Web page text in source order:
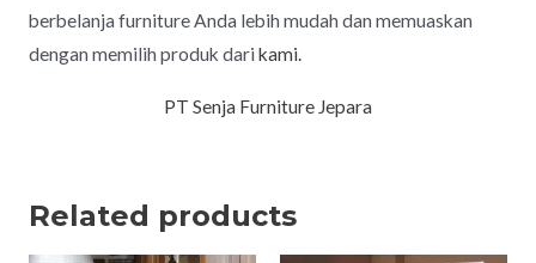
berbelanja furniture Anda lebih mudah dan memuaskan
dengan memilih produk dari kami.
PT Senja Furniture Jepara
Related products